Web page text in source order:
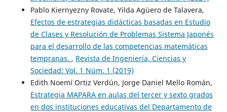
Pablo Kiernyezny Rovate, Yilda Agüero de Talavera,
Efectos de estrategias didácticas basadas en Estudio
de Clases y Resolución de Problemas Sistema Japonés
para el desarrollo de las competencias matemáticas
tempranas. , Revista de Ingeniería, Ciencias y
Sociedad: Vol. 1 Núm. 1 (2019)
Edith Noemí Ortiz Verdún, Jorge Daniel Mello Román,
Estrategia MAPARA en aulas del tercer y sexto grados
en dos instituciones educativas del Departamento de